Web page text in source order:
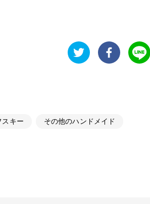
スキー その他のハンドメイド